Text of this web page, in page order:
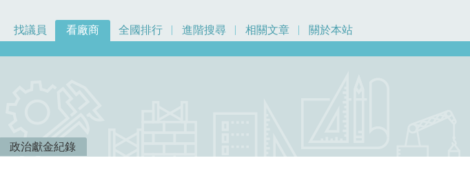
找議員 看廠商 全國排行 進階搜尋 相關文章 關於本站
政治獻金紀錄